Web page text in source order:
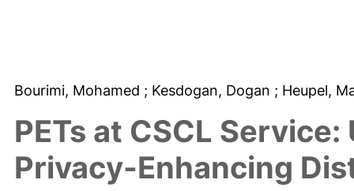
Bourimi, Mohamed ; Kesdogan, Dogan ; Heupel,
PETs at CSCL
Privacy-Enhancing